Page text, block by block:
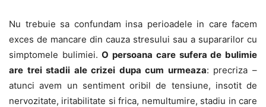
Nu trebuie sa confundam insa perioadele in care facem
exces de mancare din cauza stresului sau a supararilor cu
simptomele bulimiei.O persoana care sufera de bulimie
are trei stadii ale crizei dupa cum urmeaza: precriza –
atunci avem un sentiment oribil de tensiune, insotit de
nervozitate, iritabilitate si frica, nemultumire, stadiu in care